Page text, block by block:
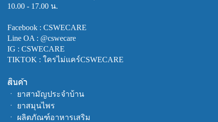
10.00 - 17.00 น.
Facebook : CSWECARE
Line OA : @cswecare
IG : CSWECARE
TIKTOK : ใครไม่แคร์CSWECARE
สินค้า
ㆍ ยาสามัญประจำบ้าน
ㆍ ยาสมุนไพร
ㆍ ผลิตภัณฑ์อาหารเสริม